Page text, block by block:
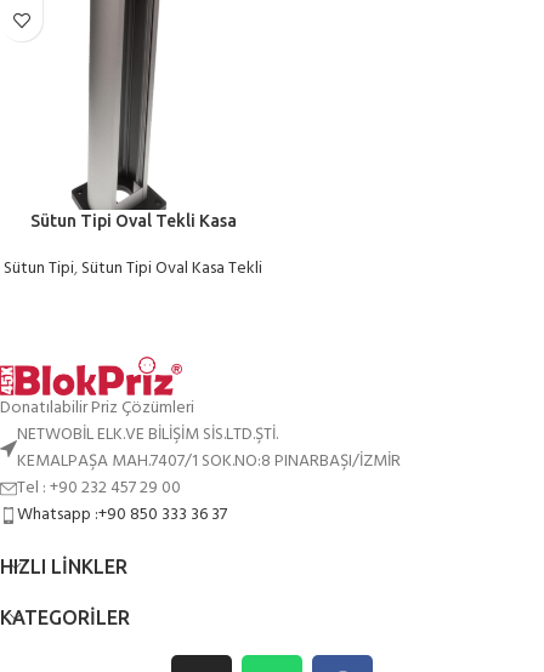
Sütun Tipi Oval Tekli Kasa
Sütun Tipi,Sütun Tipi Oval Kasa Tekli
Donatılabilir Priz Çözümleri
NETWOBİL ELK.VE BİLİŞİM SİS.LTD.ŞTİ.
KEMALPAŞA MAH.7407/1 SOK.NO:8 PINARBAŞI/İZMİR
Tel : +90 232 457 29 00
Whatsapp :+90 850 333 36 37
HIZLI LINKLER
KATEGORILER